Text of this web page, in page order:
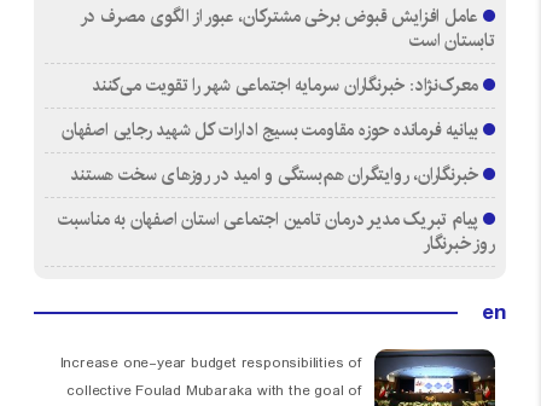
عامل افزایش قبوض برخی مشترکان، عبور از الگوی مصرف در
تابستان است
معرک‌نژاد: خبرنگاران سرمایه اجتماعی شهر را تقویت می‌کنند
بیانیه فرمانده حوزه مقاومت بسیج ادارات کل شهید رجایی اصفهان
خبرنگاران، روایتگران هم‌بستگی و امید در روزهای سخت هستند
پیام تبریک مدیر درمان تامین اجتماعی استان اصفهان به مناسبت
روز خبرنگار
en
Increase one-year budget responsibilities of
collective Foulad Mubaraka with the goal of